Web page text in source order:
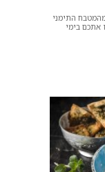
התימני
אתכם בימי